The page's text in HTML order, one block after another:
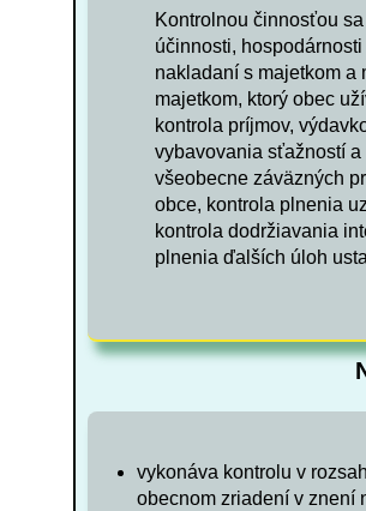
Kontrolnou činnosťou
účinnosti,
nakladaní s majetkom a
majetkom, ktorý obec
kontrola príjmov,
vybavovania sťažností
všeobecne záväzných
obce, kontrola plnenia
kontrola dodržiavania
plnenia ďalších úloh
vykonáva kontrolu v
obecnom zriadení v znení